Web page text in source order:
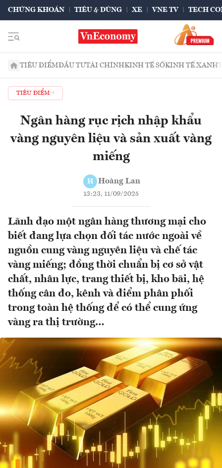
CHỨNG KHOÁN TIÊU & DÙNG XE VNE TV TECH
TIÊU ĐIỂMĐẦU TƯTÀI CHÍNHKINH TẾ SỐKINH TẾ XANH
TIÊU ĐIỂM
Ngân hàng rục rịch nhập khẩu
vàng nguyên liệu và sản xuất vàng
miếng
H Hoàng Lan
13:23, 11/09/2025
Lãnh đạo một ngân hàng thương mại cho
biết đang lựa chọn đối tác nước ngoài về
nguồn cung vàng nguyên liệu và chế tác
vàng miếng; đồng thời chuẩn bị cơ sở vật
chất, nhân lực, trang thiết bị, kho bãi, hệ
thống cân đo, kênh và điểm phân phối
trong toàn hệ thống để có thể cung ứng
vàng ra thị trường…